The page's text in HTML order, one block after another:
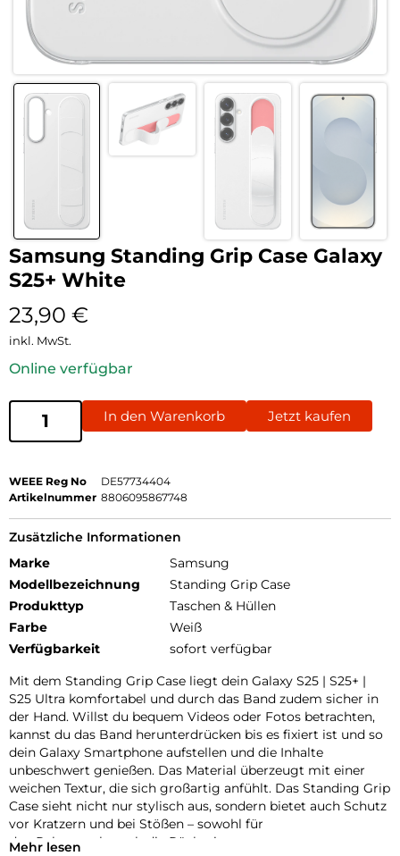
Samsung Standing Grip Case Galaxy
S25+ White
23,90 €
inkl. MwSt.
Online verfügbar
In den Warenkorb Jetzt kaufen
WEEE Reg No
DE57734404
Artikelnummer 8806095867748
Zusätzliche Informationen
Marke
Samsung
Modellbezeichnung
Standing Grip Case
Produkttyp
Taschen & Hüllen
Farbe
Weiß
Verfügbarkeit
sofort verfügbar
Mit dem Standing Grip Case liegt dein Galaxy S25 | S25+ |
S25 Ultra komfortabel und durch das Band zudem sicher in
der Hand. Willst du bequem Videos oder Fotos betrachten,
kannst du das Band herunterdrücken bis es fixiert ist und so
dein Galaxy Smartphone aufstellen und die Inhalte
unbeschwert genießen. Das Material überzeugt mit einer
weichen Textur, die sich großartig anfühlt. Das Standing Grip
Case sieht nicht nur stylisch aus, sondern bietet auch Schutz
vor Kratzern und bei Stößen – sowohl für
den Rahmen als auch die Rückseite.
Mehr lesen